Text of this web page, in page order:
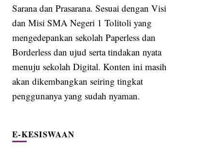
Sarana dan Prasarana. Sesuai dengan Visi
dan Misi SMA Negeri 1 Tolitoli yang
mengedepankan sekolah Paperless dan
Borderless dan ujud serta tindakan nyata
menuju sekolah Digital. Konten ini masih
akan dikembangkan seiring tingkat
penggunanya yang sudah nyaman.
E-KESISWAAN